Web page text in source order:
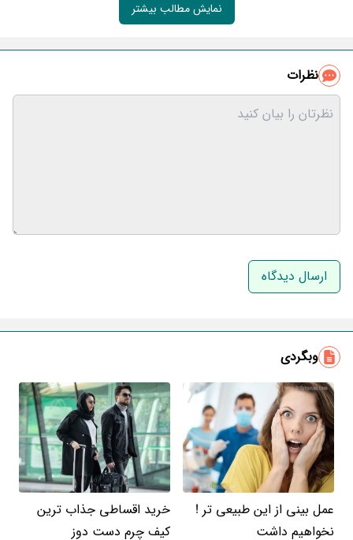
نمایش مطالب بیشتر
نظرات
نام و نام خانوادگی
وبگردی
عمل بینی از این طبیعی تر !
نخواهیم داشت
خرید اقساطی جذاب ترین
کیف چرم دست دوز